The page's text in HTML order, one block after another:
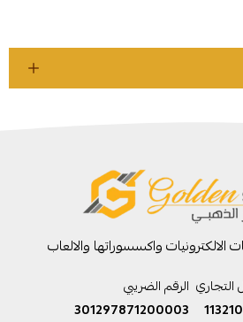
واكسسوراتها والالعاب
الرقم الضريبي
301297871200003